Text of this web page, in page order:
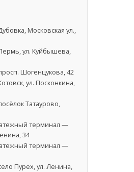
Московская ул.,
ул. Куйбышева,
Шогенцукова, 42
ул. Посконкина,
Татаурово,
терминал —
34
терминал —
Пурех, ул. Ленина,